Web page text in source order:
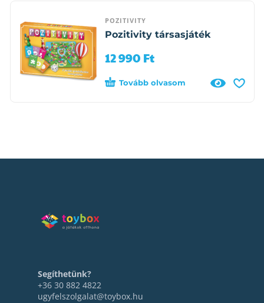
POZITIVITY
Pozitivity társasjáték
12 990 Ft
Tovább olvasom
Segíthetünk?
+36 30 882 4822
ugyfelszolgalat@toybox.hu